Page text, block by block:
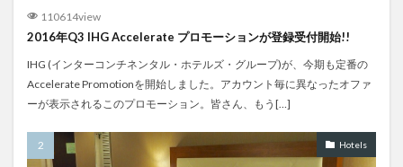
110614view
2016年Q3 IHG Accelerate プロモーションが登録受付開始!!
IHG (インターコンチネンタル・ホテルズ・グループ)が、今期も定番の
Accelerate Promotionを開始しました。アカウント毎に異なったオファ
ーが表示されるこのプロモーション。皆さん、もう[…]
Hotels